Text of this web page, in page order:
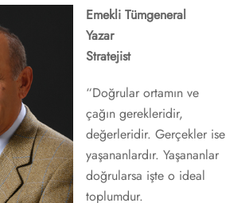
Emekli Tümgeneral
Yazar
Stratejist
“Doğrular ortamın ve
çağın gerekleridir,
değerleridir. Gerçekler ise
yaşananlardır. Yaşananlar
doğrularsa işte o ideal
toplumdur.